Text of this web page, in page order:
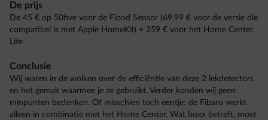
De prijs
De 45 € op 50five voor de Flood Sensor (69,99 € voor de versie die
compatibel is met Apple HomeKit) + 259 € voor het Home Center
Lite
Conclusie
Wij waren in de wolken over de efficiëntie van deze 2 lekdetectors
en het gemak waarmee je ze gebruikt. Verder konden wij geen
minpunten bedenken. Of misschien toch eentje: de Fibaro werkt
alleen in combinatie met het Home Center. Wat boxx betreft, moet